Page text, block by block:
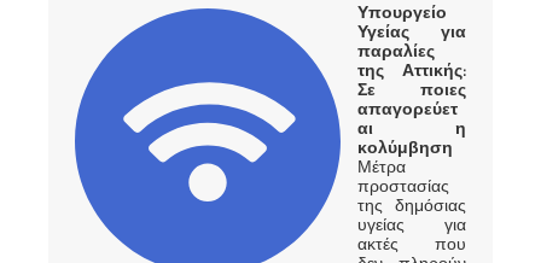
Υπουργείο
Υγείας για
παραλίες
της Αττικής:
Σε ποιες
απαγορεύετ
αι η
κολύμβηση
Μέτρα
προστασίας
της δημόσιας
υγείας για
ακτές που